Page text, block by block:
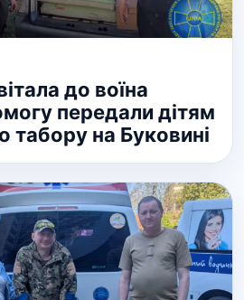
до воїна
передали дітям
табору на Буковині